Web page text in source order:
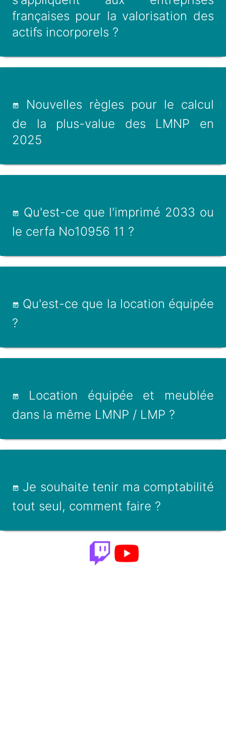
françaises pour la valorisation des
actifs incorporels ?
Nouvelles règles pour le calcul
de la plus-value des LMNP en
2025
Qu'est-ce que l'imprimé 2033 ou
le cerfa No10956 11 ?
Qu'est-ce que la location équipée
?
Location équipée et meublée
dans la même LMNP / LMP ?
Je souhaite tenir ma comptabilité
tout seul, comment faire ?